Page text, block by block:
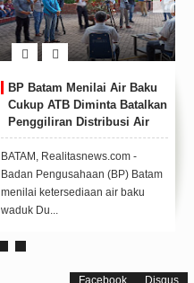
Kapolda Kepri Buka Diktuk
Bintara Polri T.A 2020/2021
di Sekolah Polisi Negara
Polda Kepri
KARIMUN, Realitasnews.com -
Kapolda Kepri, Irjen Dr. Pol Aris
Budiman M,Si memimpin upacara
pembukaa...
Facebook Disqus